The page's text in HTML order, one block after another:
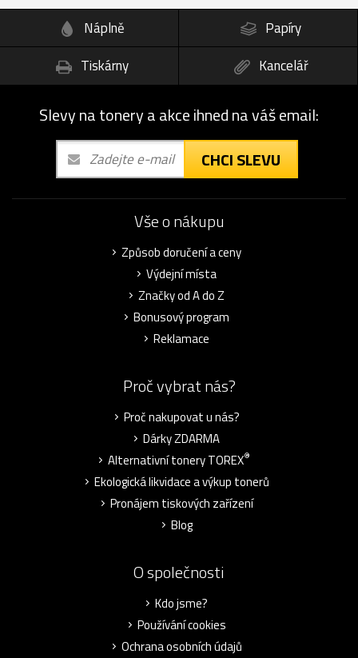
Náplně
Papíry
Tiskárny
Kancelář
Slevy na tonery a akce ihned na váš email:
CHCI SLEVU
Vše o nákupu
Způsob doručení a ceny
Výdejní místa
Značky od A do Z
Bonusový program
Reklamace
Proč vybrat nás?
Proč nakupovat u nás?
Dárky ZDARMA
Alternativní tonery TOREX®
Ekologická likvidace a výkup tonerů
Pronájem tiskových zařízení
Blog
O společnosti
Kdo jsme?
Používání cookies
Ochrana osobních údajů